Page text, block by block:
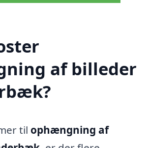
af billeder
til ophængning af